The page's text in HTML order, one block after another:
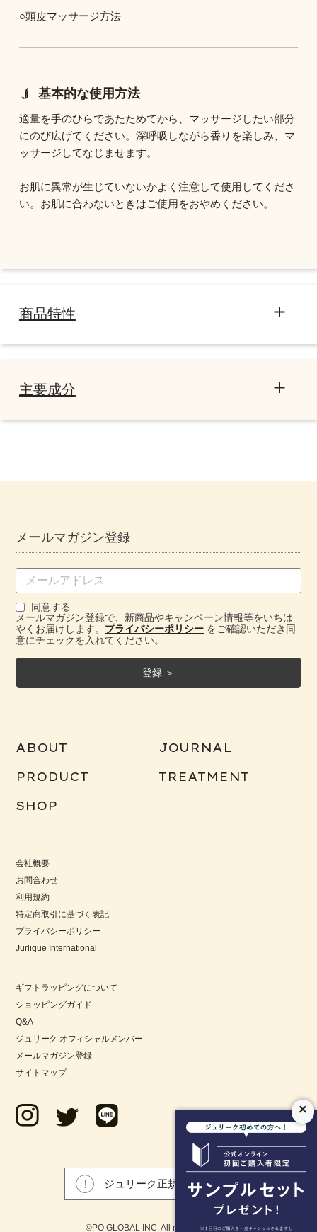
○頭皮マッサージ方法
基本的な使用方法
適量を手のひらであたためてから、マッサージしたい部分
にのび広げてください。深呼吸しながら香りを楽しみ、マ
ッサージしてなじませます。
お肌に異常が生じていないかよく注意して使用してくださ
い。お肌に合わないときはご使用をおやめください。
商品特性
大切に育てられたアンティークローズ
オーガニック認証自社農園で丹精こめて育てられたアンテ
を大切に手摘みで収穫。沢山のローズガリカの花びらから
厳選された植物オイルをブレンド
技術
主要成分
マカデミアナッツ
(マカデミア種子油)
じみやすく手肌のモイスチャーバラン
スを整えてくれます。
を保護し、なめらかな肌を整えます。
×
メールマガジン登録
同意する
メールマガジン登録で、新商品やキャンペーン情報等をいちは
やくお届けします。 プライバシーポリシー をご確認いただき同
意にチェックを入れてください。
ABOUT JOURNAL
PRODUCT TREATMENT
SHOP
会社概要
お問合わせ
利用規約
特定商取引に基づく表記
プライバシーポリシー
Jurlique International
ギフトラッピングについて
ショッピングガイド
Q&A
ジュリーク オフィシャルメンバー
メールマガジン登録
サイトマップ
ジュリーク正規品について
©PO GLOBAL INC. All rights reserved.